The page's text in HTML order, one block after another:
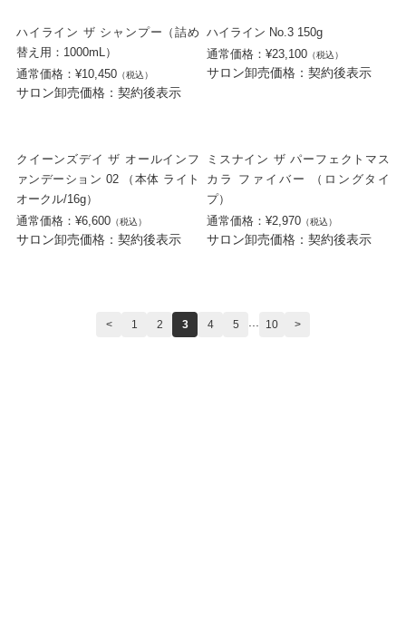
ハイライン ザ シャンプー（詰め
替え用：1000mL）
通常価格：¥10,450（税込）
サロン卸売価格：契約後表示
ハイライン No.3 150g
通常価格：¥23,100 （税込）
サロン卸売価格：契約後表示
クイーンズデイ ザ オールインフ
ァンデーション 02 （本体 ライト
オークル/16g）
通常価格：¥6,600（税込）
サロン卸売価格：契約後表示
ミスナイン ザ パーフェクトマス
カラ ファイバー （ロングタイ
プ）
通常価格：¥2,970 （税込）
サロン卸売価格：契約後表示
< 1 2 3 4 5 10 >